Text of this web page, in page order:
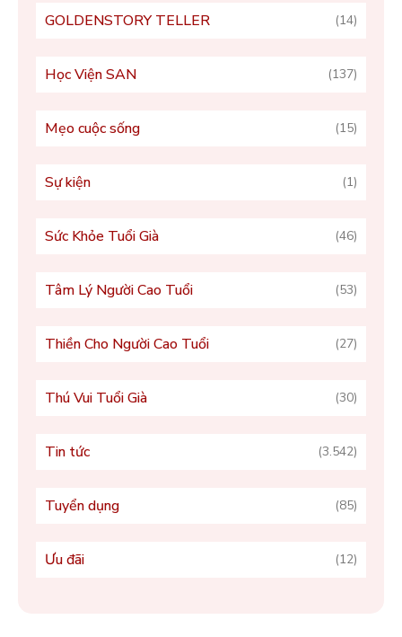
GOLDENSTORY TELLER (14)
Học Viện SAN (137)
Mẹo cuộc sống (15)
Sự kiện (1)
Sức Khỏe Tuổi Già (46)
Tâm Lý Người Cao Tuổi (53)
Thiền Cho Người Cao Tuổi (27)
Thú Vui Tuổi Già (30)
Tin tức (3.542)
Tuyển dụng (85)
Ưu đãi (12)